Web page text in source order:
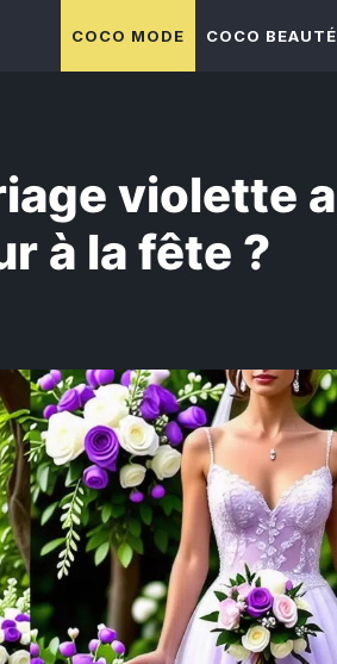
COCO MODE COCO BEAUTÉ
violette
à la fête ?